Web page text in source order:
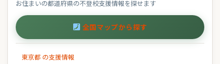
お住まいの都道府県の不登校支援情報を探せます
全国マップから探す
東京都 の支援情報